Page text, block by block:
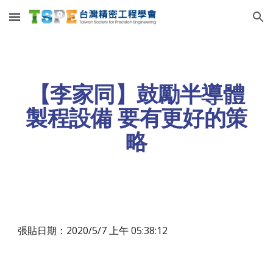
Skip to main content Skip to navigation
【李家同】鼓勵半導體
製程設備 要有更好的策
略
張貼日期：2020/5/7 上午 05:38:12